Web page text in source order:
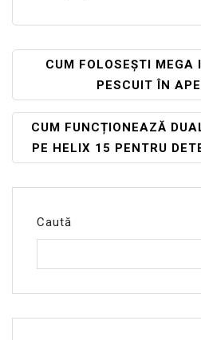
Navigare
În
Articole
CUM FOLOSEȘTI MEGA
PESCUIT ÎN
CUM FUNCȚIONEAZĂ
PE HELIX 15 PENTRU
Caută